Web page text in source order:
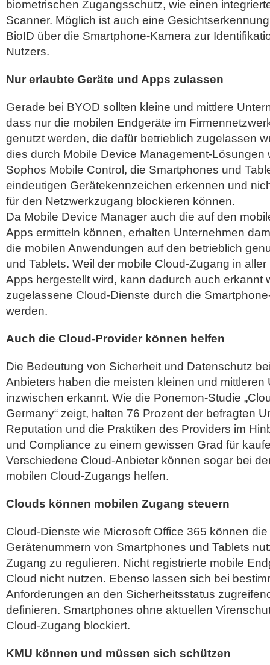
biometrischen Zugangsschutz, wie einen
Scanner. Möglich ist auch eine
BioID über die Smartphone-Kamera zur
Nutzers.
Nur erlaubte Geräte und Apps zulassen
Gerade bei BYOD sollten kleine und mittlere
dass nur die mobilen Endgeräte im
genutzt werden, die dafür betrieblich zugelassen
dies durch Mobile Device Management-Lösungen
Sophos Mobile Control, die Smartphones und
eindeutigen Gerätekennzeichen erkennen und
für den Netzwerkzugang blockieren können.
Da Mobile Device Manager auch die auf den
Apps ermitteln können, erhalten Unternehmen
die mobilen Anwendungen auf den betrieblich
und Tablets. Weil der mobile Cloud-Zugang in
Apps hergestellt wird, kann dadurch auch erkannt
zugelassene Cloud-Dienste durch die
werden.
Auch die Cloud-Provider können helfen
Die Bedeutung von Sicherheit und Datenschutz
Anbieters haben die meisten kleinen und mittleren
inzwischen erkannt. Wie die Ponemon-Studie
Germany“ zeigt, halten 76 Prozent der befragten
Reputation und die Praktiken des Providers im
und Compliance zu einem gewissen Grad für
Verschiedene Cloud-Anbieter können sogar bei
mobilen Cloud-Zugangs helfen.
Clouds können mobilen Zugang steuern
Cloud-Dienste wie Microsoft Office 365 können
Gerätenummern von Smartphones und Tablets
Zugang zu regulieren. Nicht registrierte mobile
Cloud nicht nutzen. Ebenso lassen sich bei
Anforderungen an den Sicherheitsstatus
definieren. Smartphones ohne aktuellen
Cloud-Zugang blockiert.
KMU können und müssen sich schützen